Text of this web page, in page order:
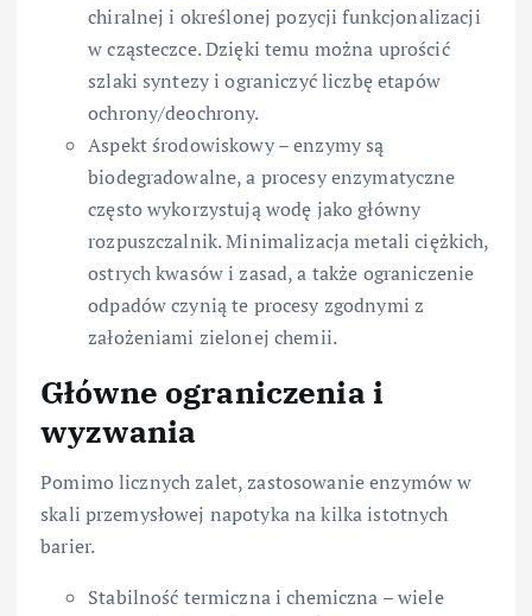
chiralnej i określonej pozycji funkcjonalizacji
w cząsteczce. Dzięki temu można uprościć
szlaki syntezy i ograniczyć liczbę etapów
ochrony/deochrony.
Aspekt środowiskowy – enzymy są
biodegradowalne, a procesy enzymatyczne
często wykorzystują wodę jako główny
rozpuszczalnik. Minimalizacja metali ciężkich,
ostrych kwasów i zasad, a także ograniczenie
odpadów czynią te procesy zgodnymi z
założeniami zielonej chemii.
Główne ograniczenia i
wyzwania
Pomimo licznych zalet, zastosowanie enzymów w
skali przemysłowej napotyka na kilka istotnych
barier.
Stabilność termiczna i chemiczna – wiele